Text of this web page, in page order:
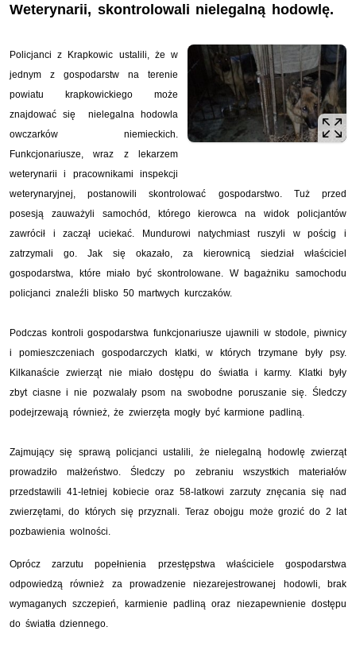
Weterynarii, skontrolowali nielegalną hodowlę.
Policjanci z Krapkowic ustalili, że w
jednym z gospodarstw na terenie
powiatu krapkowickiego może
znajdować się nielegalna hodowla
owczarków niemieckich.
Funkcjonariusze, wraz z lekarzem
weterynarii i pracownikami inspekcji
weterynaryjnej, postanowili skontrolować gospodarstwo. Tuż przed
posesją zauważyli samochód, którego kierowca na widok policjantów
zawrócił i zaczął uciekać. Mundurowi natychmiast ruszyli w pościg i
zatrzymali go. Jak się okazało, za kierownicą siedział właściciel
gospodarstwa, które miało być skontrolowane. W bagażniku samochodu
policjanci znaleźli blisko 50 martwych kurczaków.
Podczas kontroli gospodarstwa funkcjonariusze ujawnili w stodole, piwnicy
i pomieszczeniach gospodarczych klatki, w których trzymane były psy.
Kilkanaście zwierząt nie miało dostępu do światła i karmy. Klatki były
zbyt ciasne i nie pozwalały psom na swobodne poruszanie się. Śledczy
podejrzewają również, że zwierzęta mogły być karmione padliną.
Zajmujący się sprawą policjanci ustalili, że nielegalną hodowlę zwierząt
prowadziło małżeństwo. Śledczy po zebraniu wszystkich materiałów
przedstawili 41-letniej kobiecie oraz 58-latkowi zarzuty znęcania się nad
zwierzętami, do których się przyznali. Teraz obojgu może grozić do 2 lat
pozbawienia wolności.
Oprócz zarzutu popełnienia przestępstwa właściciele gospodarstwa
odpowiedzą również za prowadzenie niezarejestrowanej hodowli, brak
wymaganych szczepień, karmienie padliną oraz niezapewnienie dostępu
do światła dziennego.